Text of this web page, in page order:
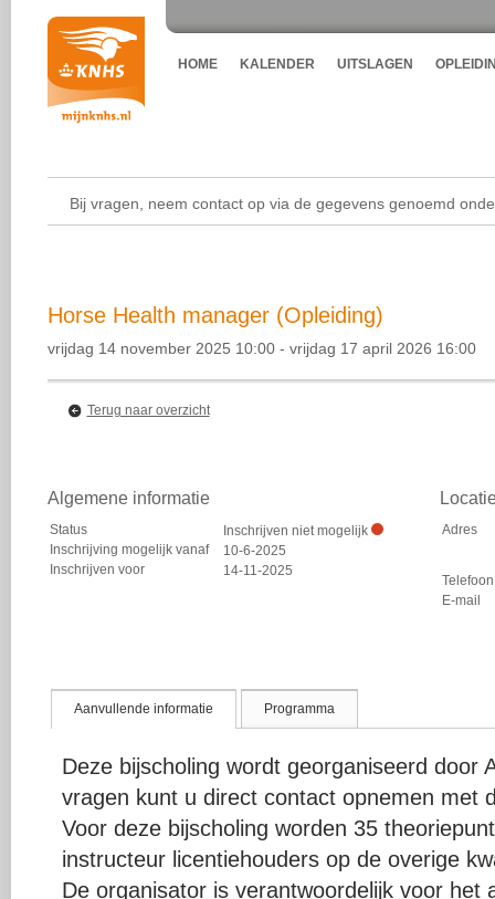
HOME KALENDER UITSLAGEN
Bij vragen, neem contact op via de gegevens genoemd
Horse Health manager (Opleiding)
vrijdag 14 november 2025 10:00 - vrijdag 17 april 2026 16:00
Terug naar overzicht
Algemene informatie
Status
Inschrijven niet mogelijk
Inschrijving mogelijk vanaf
10-6-2025
Inschrijven voor
14-11-2025
Adres
Telefoon
E-mail
Aanvullende informatie Programma
Deze bijscholing wordt georganiseerd door
vragen kunt u direct contact opnemen met
Voor deze bijscholing worden 35
instructeur licentiehouders op de overige
De organisator is verantwoordelijk voor het